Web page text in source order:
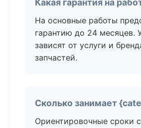
Какая гарантия на
На основные работы
гарантию до 24 месяцев.
зависят от услуги и
запчастей.
Сколько занимает
Ориентировочные сроки